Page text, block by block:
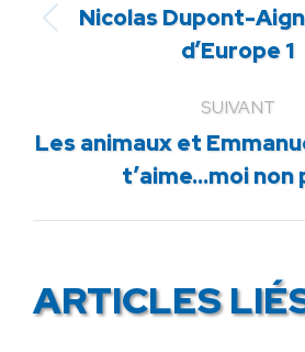
Article
précédent
Nicolas Dupont-
d’Europe 1
SUIVANT
Article
suivant
Les animaux et
t’aime…moi non
ARTICLES